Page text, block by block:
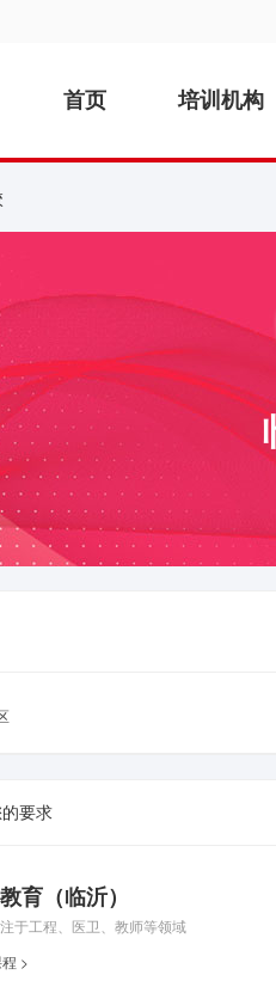
首页 培训机构
要求
育（临沂）
于工程、医卫、教师等领域
>